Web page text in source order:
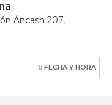
Áncash 207,
FECHA Y HORA